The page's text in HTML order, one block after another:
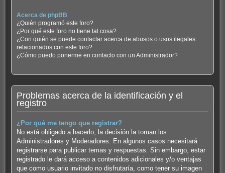
Acerca de phpBB
¿Quién programó este foro?
¿Por qué este foro no tiene tal cosa?
¿Con quién se puede contactar acerca de abusos o usos ilegales
relacionados con este foro?
¿Cómo puedo ponerme en contacto con un Administrador?
Problemas acerca de la identificación y el
registro
¿Por qué me tengo que registrar?
No está obligado a hacerlo, la decisión la toman los
Administradores y Moderadores. En algunos casos necesitará
registrarse para publicar temas y respuestas. Sin embargo, estar
registrado le dará acceso a contenidos adicionales y/o ventajas
que como usuario invitado no disfrutaría, como tener su imagen